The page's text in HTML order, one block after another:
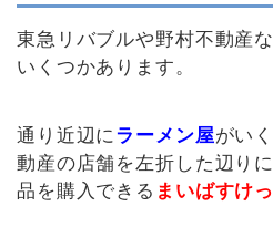
東急リバブルや野村不動産
いくつかあります。
通り近辺にラーメン屋がい
動産の店舗を左折した辺り
品を購入できる まいばすけ